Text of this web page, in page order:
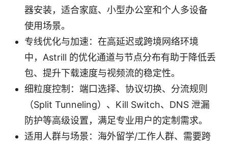
器安装，适合家庭、小型办公室和个人多设备
使用场景。
专线优化与加速：在高延迟或跨境网络环境
中，Astrill 的优化通道与节点分布有助于降低丢
包、提升下载速度与视频流的稳定性。
细粒度控制：端口选择、协议切换、分流规则
（Split Tunneling）、Kill Switch、DNS 泄漏
防护等高级设置，满足专业用户的定制需求。
适用人群与场景：海外留学/工作人群、需要跨